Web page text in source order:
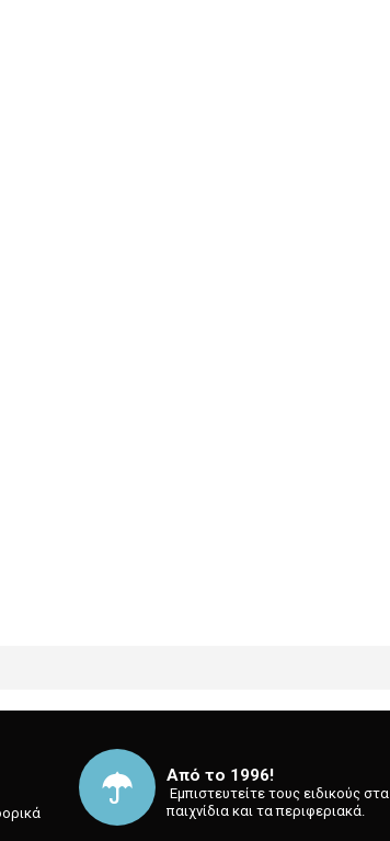
MOMENTS 2-PACK - Electronics
for HP 337 C9364EE Premium 25 ml black)
HP 26A CF226A replacement - Standard - 3100 pages - black
B760 LGA 1700 micro ATX
Bluetoot- Electronics
Ed ISO (UK) - Green - 87 Keys Layout - Computers
Από το 1996!
⁡ Εμπιστευτείτε τους ειδικούς στα
παιχνίδια και τα περιφεριακά.